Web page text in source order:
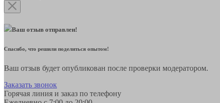
Ваш отзыв отправлен!
Спасибо, что решили поделиться опытом!
Ваш отзыв будет опубликован после проверки модератором.
Заказать звонок
Горячая линия и заказ по телефону